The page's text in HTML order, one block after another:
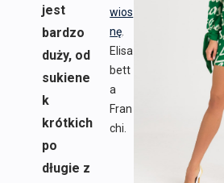
wios
nę
Elisa
bett
a
Fran
chi.
jest
bardzo
duży, od
sukiene
k
krótkich
po
długie z